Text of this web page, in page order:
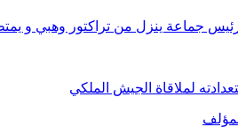
رئيس جماعة ينزل من تراكتور وهبي و
لملاقاة الجيش الملكي